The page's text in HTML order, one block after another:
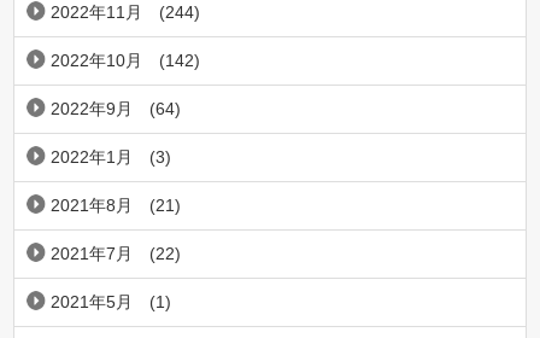
2022年11月 (244)
2022年10月 (142)
2022年9月 (64)
2022年1月 (3)
2021年8月 (21)
2021年7月 (22)
2021年5月 (1)